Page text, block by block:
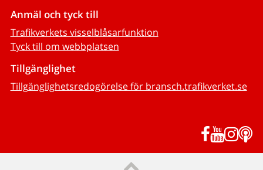
Anmäl och tyck till
Trafikverkets visselblåsarfunktion
Tyck till om webbplatsen
Tillgänglighet
Tillgänglighetsredogörelse för bransch.trafikverket.se
Facebook
YouTube